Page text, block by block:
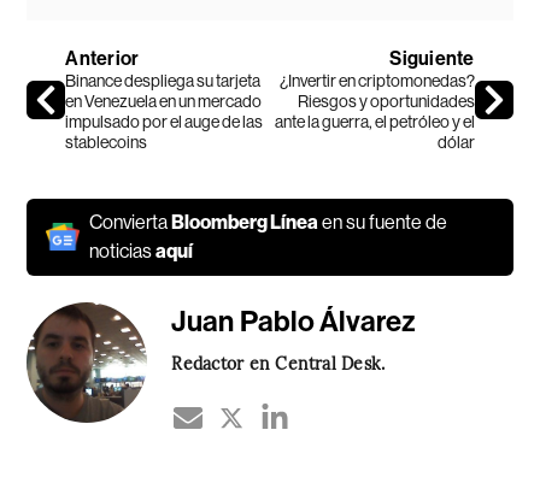
Anterior
Binance despliega su tarjeta
en Venezuela en un mercado
impulsado por el auge de las
stablecoins
Siguiente
¿Invertir en criptomonedas?
Riesgos y oportunidades
ante la guerra, el petróleo y el
dólar
ConviertaBloomberg Línea en su fuente de
noticiasaquí
Juan Pablo Álvarez
Redactor en Central Desk.